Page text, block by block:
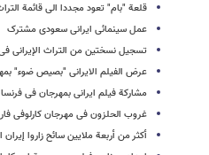
قلعة "بام" تعود مجددا الى قائمة
عمل سینمائی ایرانی سعودی مشترک
تسجیل نسختین من التراث الإیرانی
عرض الفیلم الایرانی "بصیص ضوء"
مشارکة فیلم ایرانی بمهرجان فی فرنسا
غروب الحلزون فی مهرجان کارلوفی
أکثر من أربعة ملایین سائح زاروا